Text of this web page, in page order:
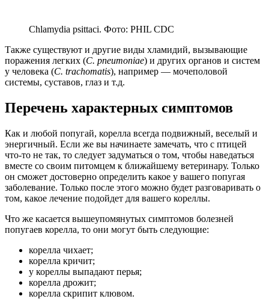
Chlamydia psittaci. Фото: PHIL CDC
Также существуют и другие виды хламидий, вызывающие
поражения легких (C. pneumoniae) и других органов и систем
у человека (C. trachomatis), например — мочеполовой
системы, суставов, глаз и т.д.
Перечень характерных симптомов
Как и любой попугай, корелла всегда подвижный, веселый и
энергичный. Если же вы начинаете замечать, что с птицей
что-то не так, то следует задуматься о том, чтобы наведаться
вместе со своим питомцем к ближайшему ветеринару. Только
он сможет достоверно определить какое у вашего попугая
заболевание. Только после этого можно будет разговаривать о
том, какое лечение подойдет для вашего кореллы.
Что же касается вышеупомянутых симптомов болезней
попугаев корелла, то они могут быть следующие:
корелла чихает;
корелла кричит;
у кореллы выпадают перья;
корелла дрожит;
корелла скрипит клювом.